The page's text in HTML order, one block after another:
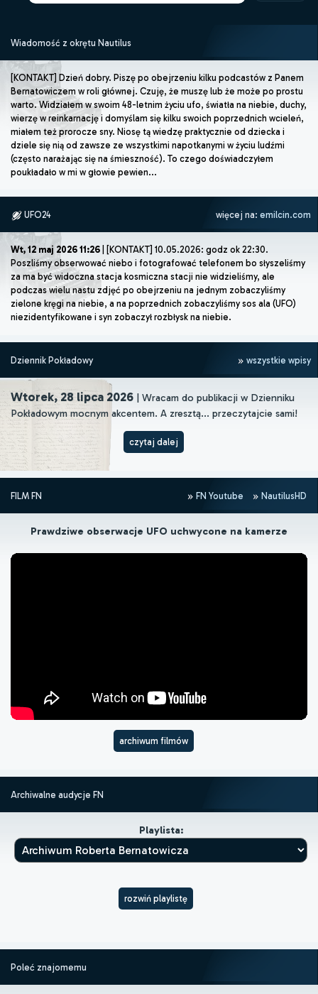
Wiadomość z okrętu Nautilus
[KONTAKT] Dzień dobry. Piszę po obejrzeniu kilku podcastów z Panem
Bernatowiczem w roli głównej. Czuję, że muszę lub że może po prostu
warto. Widziałem w swoim 48-letnim życiu ufo, światła na niebie, duchy,
wierzę w reinkarnację i domyślam się kilku swoich poprzednich wcieleń,
miałem też prorocze sny. Niosę tą wiedzę praktycznie od dziecka i
dziele się nią od zawsze ze wszystkimi napotkanymi w życiu ludźmi
(często narażając się na śmieszność). To czego doświadczyłem
poukładało w mi w głowie pewien...
UFO24 więcej na: emilcin.com
Wt, 12 maj 2026 11:26 | [KONTAKT] 10.05.2026: godz ok 22:30.
Poszliśmy obserwować niebo i fotografować telefonem bo słyszeliśmy
za ma być widoczna stacja kosmiczna stacji nie widzieliśmy, ale
podczas wielu nastu zdjęć po obejrzeniu na jednym zobaczyliśmy
zielone kręgi na niebie, a na poprzednich zobaczyliśmy sos ala (UFO)
niezidentyfikowane i syn zobaczył rozbłysk na niebie.
Dziennik Pokładowy wszystkie wpisy
Wtorek, 28 lipca 2026 | Wracam do publikacji w Dzienniku
Pokładowym mocnym akcentem. A zresztą... przeczytajcie sami!
czytaj dalej
FILM FN FN Youtube NautilusHD
Prawdziwe obserwacje UFO uchwycone na kamerze
archiwum filmów
Archiwalne audycje FN
Playlista:
rozwiń playlistę
Poleć znajomemu